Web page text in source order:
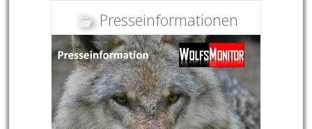
Presseinformationen